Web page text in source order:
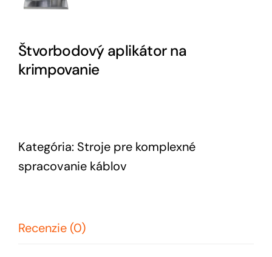
Štvorbodový aplikátor na
krimpovanie
Kategória: Stroje pre komplexné
spracovanie káblov
Recenzie (0)